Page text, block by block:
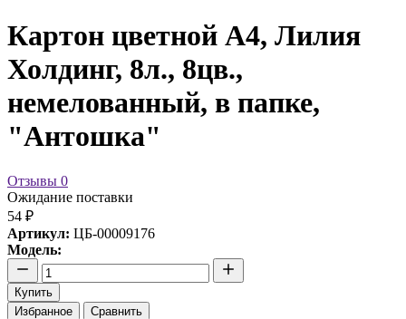
Картон цветной А4, Лилия
Холдинг, 8л., 8цв.,
немелованный, в папке,
"Антошка"
Отзывы 0
Ожидание поставки
54 ₽
Артикул: ЦБ-00009176
Модель:
Купить
Избранное
Сравнить